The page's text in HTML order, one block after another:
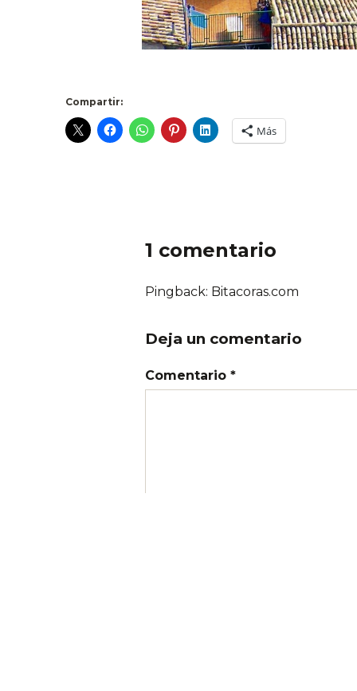
Compartir:
Más
1 comentario
Pingback: Bitacoras.com
Deja un comentario
Comentario *